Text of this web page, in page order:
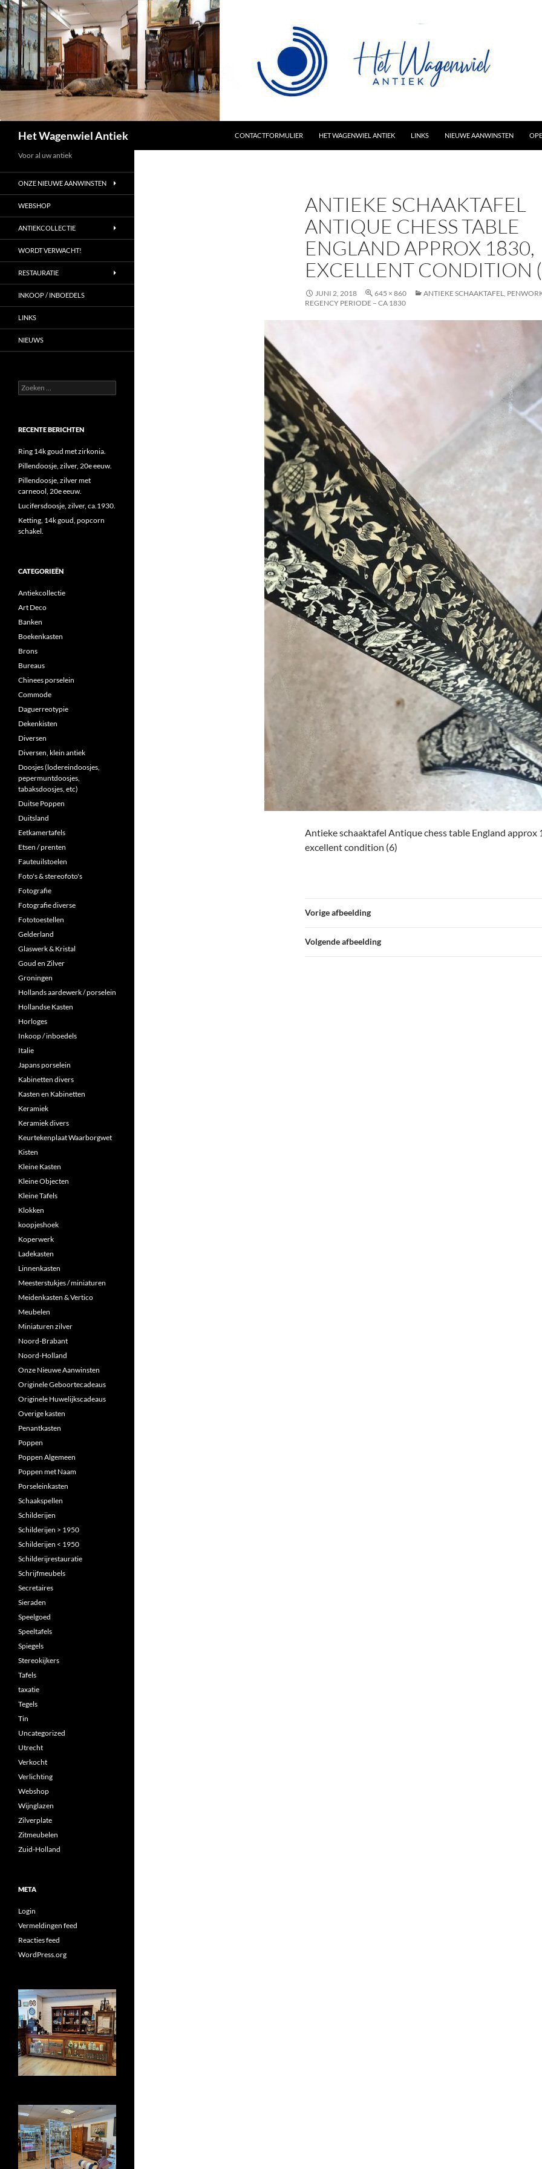
Het Wagenwiel Antiek
CONTACTFORMULIER
HET WAGENWIEL ANTIEK LINKS NIEUWE AANWINSTEN
ANTIEKE SCHAAKTAFEL
ANTIQUE CHESS TABLE
ENGLAND APPROX 1830,
EXCELLENT CONDITION
JUNI 2, 2018 645 × 860
ANTIEKE SCHAAKTAFEL,
REGENCY PERIODE – CA 1830
Antieke schaaktafel Antique chess table England approx
excellent condition (6)
Vorige afbeelding
Volgende afbeelding
Voor al uw antiek
ONZE NIEUWE AANWINSTEN
WEBSHOP
ANTIEKCOLLECTIE
WORDT VERWACHT!
RESTAURATIE
INKOOP / INBOEDELS
LINKS
NIEUWS
Zoeken
naar:
RECENTE BERICHTEN
Ring 14k goud met zirkonia.
Pillendoosje, zilver, 20e eeuw.
Pillendoosje, zilver met
carneool, 20e eeuw.
Lucifersdoosje, zilver, ca.1930.
Ketting, 14k goud, popcorn
schakel.
CATEGORIEËN
Antiekcollectie
Art Deco
Banken
Boekenkasten
Brons
Bureaus
Chinees porselein
Commode
Daguerreotypie
Dekenkisten
Diversen
Diversen, klein antiek
Doosjes (lodereindoosjes,
pepermuntdoosjes,
tabaksdoosjes, etc)
Duitse Poppen
Duitsland
Eetkamertafels
Etsen / prenten
Fauteuilstoelen
Foto's & stereofoto's
Fotografie
Fotografie diverse
Fototoestellen
Gelderland
Glaswerk & Kristal
Goud en Zilver
Groningen
Hollands aardewerk / porselein
Hollandse Kasten
Horloges
Inkoop / inboedels
Italie
Japans porselein
Kabinetten divers
Kasten en Kabinetten
Keramiek
Keramiek divers
Keurtekenplaat Waarborgwet
Kisten
Kleine Kasten
Kleine Objecten
Kleine Tafels
Klokken
koopjeshoek
Koperwerk
Ladekasten
Linnenkasten
Meesterstukjes / miniaturen
Meidenkasten & Vertico
Meubelen
Miniaturen zilver
Noord-Brabant
Noord-Holland
Onze Nieuwe Aanwinsten
Originele Geboortecadeaus
Originele Huwelijkscadeaus
Overige kasten
Penantkasten
Poppen
Poppen Algemeen
Poppen met Naam
Porseleinkasten
Schaakspellen
Schilderijen
Schilderijen > 1950
Schilderijen < 1950
Schilderijrestauratie
Schrijfmeubels
Secretaires
Sieraden
Speelgoed
Speeltafels
Spiegels
Stereokijkers
Tafels
taxatie
Tegels
Tin
Uncategorized
Utrecht
Verkocht
Verlichting
Webshop
Wijnglazen
Zilverplate
Zitmeubelen
Zuid-Holland
META
Login
Vermeldingen feed
Reacties feed
WordPress.org